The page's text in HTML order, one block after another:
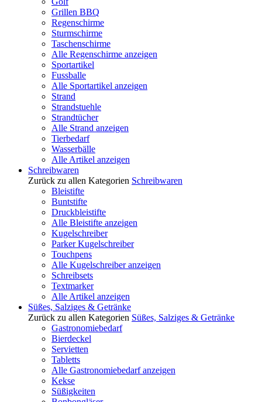
Grillen BBQ
Regenschirme
Sturmschirme
Taschenschirme
Alle Regenschirme anzeigen
Sportartikel
Fussballe
Alle Sportartikel anzeigen
Strand
Strandstuehle
Strandtücher
Alle Strand anzeigen
Tierbedarf
Wasserbälle
Alle Artikel anzeigen
Schreibwaren
Zurück zu allen Kategorien Schreibwaren
Bleistifte
Buntstifte
Druckbleistifte
Alle Bleistifte anzeigen
Kugelschreiber
Parker Kugelschreiber
Touchpens
Alle Kugelschreiber anzeigen
Schreibsets
Textmarker
Alle Artikel anzeigen
Süßes, Salziges & Getränke
Zurück zu allen Kategorien Süßes, Salziges & Getränke
Gastronomiebedarf
Bierdeckel
Servietten
Tabletts
Alle Gastronomiebedarf anzeigen
Kekse
Süßigkeiten